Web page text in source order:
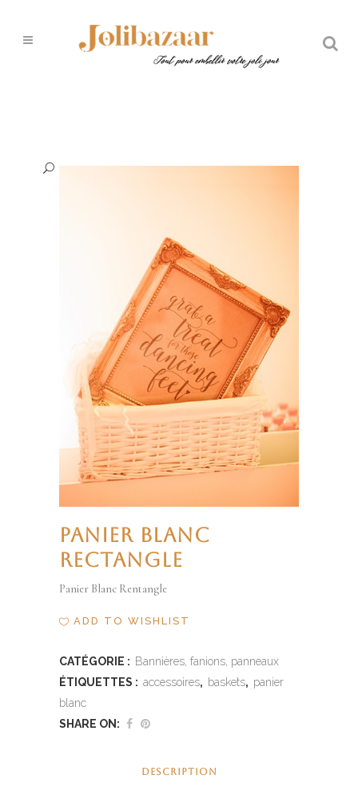
PANIER BLANC
RECTANGLE
Panier Blanc Rentangle
ADD TO WISHLIST
CATÉGORIE : Bannières, fanions, panneaux
ÉTIQUETTES : accessoires, baskets, panier
blanc
SHARE ON:
DESCRIPTION